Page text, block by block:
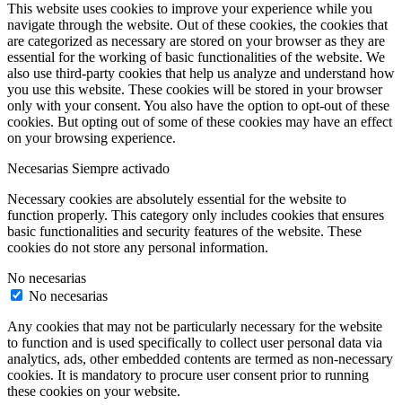
This website uses cookies to improve your experience while you
navigate through the website. Out of these cookies, the cookies that
are categorized as necessary are stored on your browser as they are
essential for the working of basic functionalities of the website. We
also use third-party cookies that help us analyze and understand how
you use this website. These cookies will be stored in your browser
only with your consent. You also have the option to opt-out of these
cookies. But opting out of some of these cookies may have an effect
on your browsing experience.
Necesarias Siempre activado
Necessary cookies are absolutely essential for the website to
function properly. This category only includes cookies that ensures
basic functionalities and security features of the website. These
cookies do not store any personal information.
No necesarias
No necesarias
Any cookies that may not be particularly necessary for the website
to function and is used specifically to collect user personal data via
analytics, ads, other embedded contents are termed as non-necessary
cookies. It is mandatory to procure user consent prior to running
these cookies on your website.